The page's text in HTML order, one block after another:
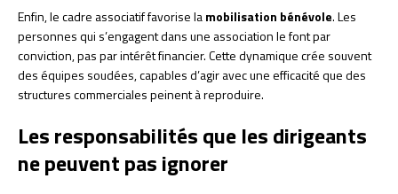
Enfin, le cadre associatif favorise lamobilisation bénévole. Les
personnes qui s’engagent dans une association le font par
conviction, pas par intérêt financier. Cette dynamique crée souvent
des équipes soudées, capables d’agir avec une efficacité que des
structures commerciales peinent à reproduire.
Les responsabilités que les dirigeants
ne peuvent pas ignorer